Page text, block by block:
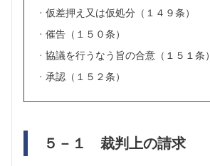
仮差押え又は仮処分（１４９条）
催告（１５０条）
協議を行うなう旨の合意（１５１条）
承認（１５２条）
５－１ 裁判上の請求